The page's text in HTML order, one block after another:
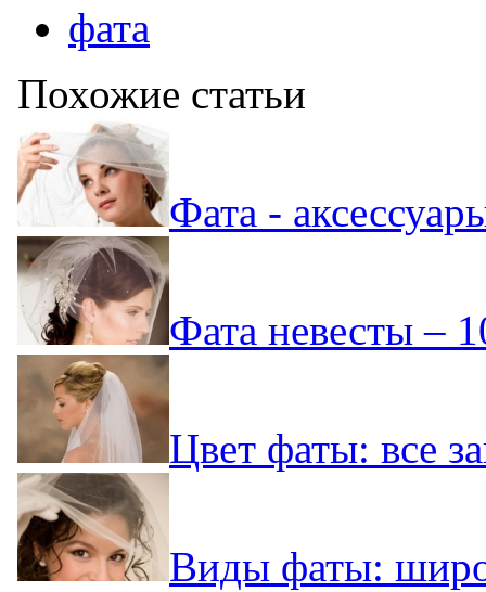
фата
Похожие статьи
Фата -
Фата невесты –
Цвет фаты: все
Виды фаты: